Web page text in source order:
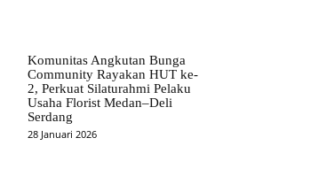
Komunitas Angkutan Bunga
Community Rayakan HUT ke-
2, Perkuat Silaturahmi Pelaku
Usaha Florist Medan–Deli
Serdang
28 Januari 2026